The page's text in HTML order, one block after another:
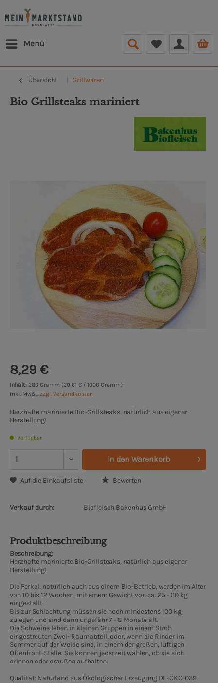
Menü
Übersicht Grillwaren
Bio Grillsteaks mariniert
8,29 €
Inhalt: 280 Gramm (29,61 € / 1000 Gramm)
inkl. MwSt. zzgl. Versandkosten
Herzhafte marinierte Bio-Grillsteaks, natürlich aus eigener
Herstellung!
Verfügbar
In den Warenkorb
Auf die Einkaufsliste Bewerten
Verkauf durch: Biofleisch Bakenhus GmbH
Produktbeschreibung
Beschreibung:
Herzhafte marinierte Bio-Grillsteaks, natürlich aus eigener
Herstellung!
Die Ferkel, natürlich auch aus einem Bio-Betrieb, werden im Alter
von 10 bis 12 Wochen, mit einem Gewicht von ca. 25 - 30 kg
eingestallt.
Bis zur Schlachtung müssen sie noch mindestens 100 kg
zulegen und sind dann ungefähr 7 - 8 Monate alt.
Die Schweine leben in kleinen Gruppen in einem Stroh
eingestreuten Zwei- Raumabteil, oder, wenn die Rinder im
Sommer auf der Weide sind, in einem der großen, luftigen
Offenfront-Ställe. Sie können jederzeit wählen, ob sie sich
drinnen oder draußen aufhalten.
Qualität: Naturland aus Ökologischer Erzeugung DE-ÖKO-039